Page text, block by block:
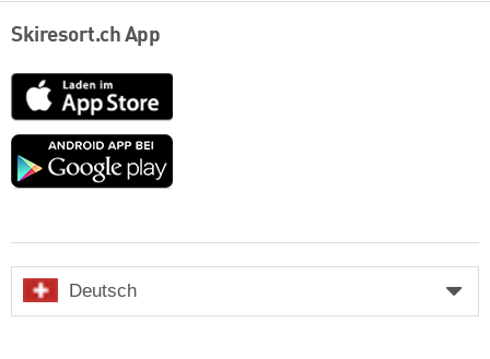
Skiresort.ch App
App
Store
Google
Deutsch